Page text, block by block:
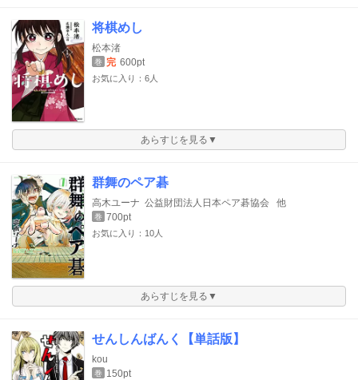
将棋めし
松本渚
巻 完 600pt
お気に入り：6人
あらすじを見る▼
群舞のペア碁
高木ユーナ 公益財団法人日本ペア碁協会 他
巻 700pt
お気に入り：10人
あらすじを見る▼
せんしんばんく【単話版】
kou
巻 150pt